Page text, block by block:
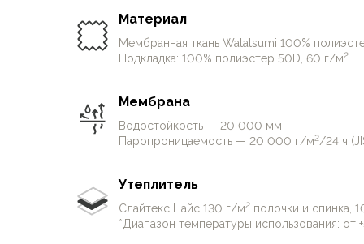
Нижнее белье
Обувь
Мужская обувь
Утепленные
Неутепленные
Полуботинки
Трейловые кроссовки
Повседневные кроссовки
Кроссовки треккинговые
Материал
Мембранная ткань Watatsumi 100%
Подкладка: 100% полиэстер 50D, 60 г/м2
Мембрана
Водостойкость — 20 000 мм
Паропроницаемость — 20 000 г/м2/24 ч
Утеплитель
Слайтекс Найс 130 г/м2 полочки и спинка,
*Диапазон температуры использования: от